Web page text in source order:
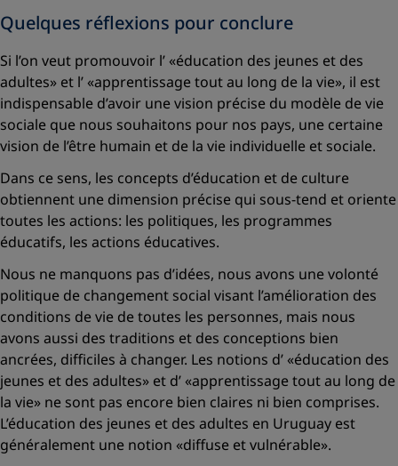
Quelques réflexions pour conclure
Si l’on veut promouvoir l’«éducation des jeunes et des
adultes» et l’«apprentissage tout au long de la vie», il est
indispensable d’avoir une vision précise du modèle de vie
sociale que nous souhaitons pour nos pays, une certaine
vision de l’être humain et de la vie individuelle et sociale.
Dans ce sens, les concepts d’éducation et de culture
obtiennent une dimension précise qui sous-tend et oriente
toutes les actions: les politiques, les programmes
éducatifs, les actions éducatives.
Nous ne manquons pas d’idées, nous avons une volonté
politique de changement social visant l’amélioration des
conditions de vie de toutes les personnes, mais nous
avons aussi des traditions et des conceptions bien
ancrées, difficiles à changer. Les notions d’«éducation des
jeunes et des adultes» et d’«apprentissage tout au long de
la vie» ne sont pas encore bien claires ni bien comprises.
L’éducation des jeunes et des adultes en Uruguay est
généralement une notion «diffuse et vulnérable».